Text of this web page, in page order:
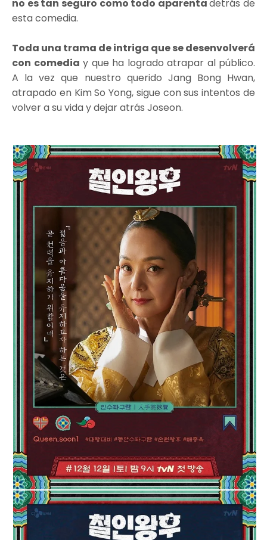
no es tan seguro como todo aparentadetrás de
esta comedia.
Toda una trama de intriga que se desenvolverá
con comedia y que ha logrado atrapar al público.
A la vez que nuestro querido Jang Bong Hwan,
atrapado en Kim So Yong, sigue con sus intentos de
volver a su vida y dejar atrás Joseon.